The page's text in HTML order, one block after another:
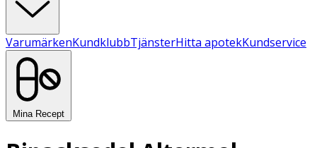
VarumärkenKundklubbTjänsterHitta apotekKundservice
Mina Recept